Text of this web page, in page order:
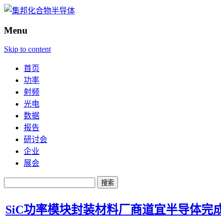
Menu
Skip to content
首页
功率
射频
光电
数据
报告
研讨会
企业
展会
SiC功率模块封装材料厂商道宜半导体完